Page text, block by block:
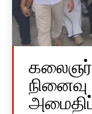
கலைஞர்
நினைவு